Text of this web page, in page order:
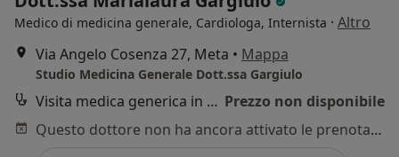
Medico di medicina generale, Cardiologa, Internista · Altro
Via Angelo Cosenza 27, Meta • Mappa
Studio Medicina Generale Dott.ssa Gargiulo
Visita medica generica in CONVENZIONE Prezzo non disponibile
Questo dottore non ha ancora attivato le prenotazioni online presso questo indirizzo.